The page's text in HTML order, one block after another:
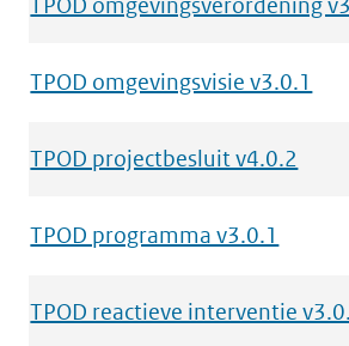
TPOD omgevingsverordening
TPOD omgevingsvisie v3.0.1
TPOD projectbesluit v4.0.2
TPOD programma v3.0.1
TPOD reactieve interventie